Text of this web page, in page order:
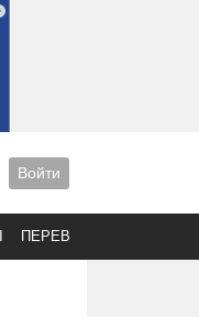
Войти
ПЕРЕВОДЫ